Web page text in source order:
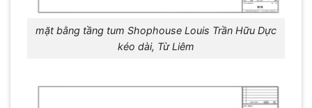
mặt bằng tầng tum Shophouse Louis Trần Hữu Dực
kéo dài, Từ Liêm